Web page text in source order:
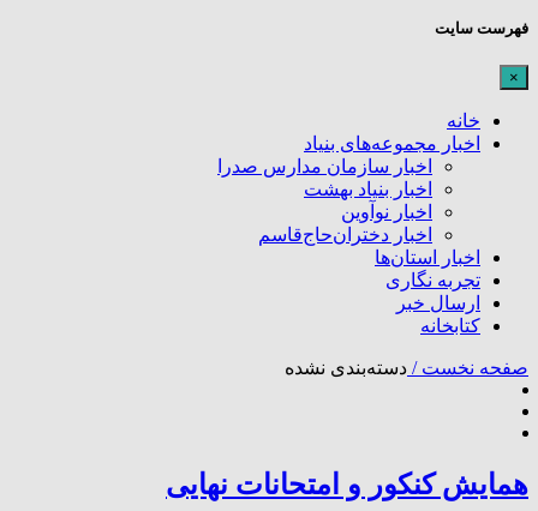
فهرست سایت
×
خانه
اخبار مجموعه‌های بنیاد
اخبار سازمان مدارس صدرا
اخبار بنیاد بهشت
اخبار نوآوین
اخبار دختران‌حاج‌قاسم
اخبار استان‌ها
تجربه نگاری
ارسال خبر
کتابخانه
صفحه نخست / دسته‌بندی نشده
همایش کنکور و امتحانات نهایی